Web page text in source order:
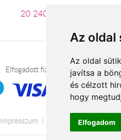
Az oldal
Az oldal
javítsa a
és célzott
hogy
Elfogadom
20 240 Ft-tól
Elfogadott fizetési módok
Impresszum Adatkezelési tájékoztató